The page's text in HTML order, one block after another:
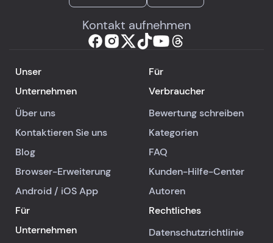
Kontakt aufnehmen
Unser
Unternehmen
Über uns
Kontaktieren Sie uns
Blog
Browser-Erweiterung
Android / iOSApp
Für
Verbraucher
Bewertung schreiben
Kategorien
FAQ
Kunden-Hilfe-Center
Autoren
Für
Unternehmen
Rechtliches
Datenschutzrichtlinie